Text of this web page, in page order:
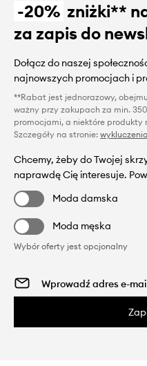
-20% zniżki**
za zapis do
Dołącz do naszej
najnowszych promocjach i
**Rabat jest jednorazowy,
ważny przy zakupach za min.
promocjami, a niektóre produkty
Szczegóły na stronie:
Chcemy, żeby do Twojej
naprawdę Cię interesuje.
Moda damska
Moda męska
Wybór oferty jest opcjonalny